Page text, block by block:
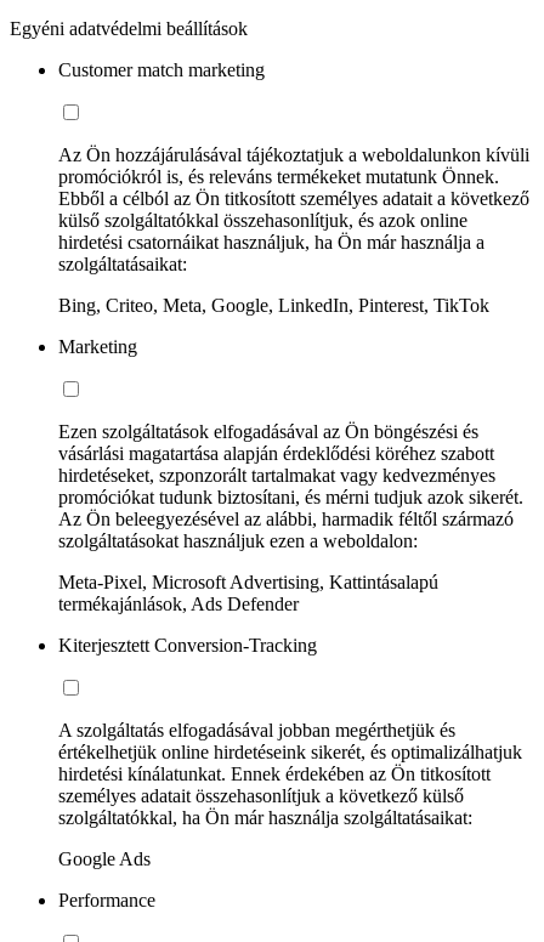
Egyéni adatvédelmi beállítások
Customer match marketing
Az Ön hozzájárulásával tájékoztatjuk a weboldalunkon kívüli
promóciókról is, és releváns termékeket mutatunk Önnek.
Ebből a célból az Ön titkosított személyes adatait a következő
külső szolgáltatókkal összehasonlítjuk, és azok online
hirdetési csatornáikat használjuk, ha Ön már használja a
szolgáltatásaikat:
Bing, Criteo, Meta, Google, LinkedIn, Pinterest, TikTok
Marketing
Ezen szolgáltatások elfogadásával az Ön böngészési és
vásárlási magatartása alapján érdeklődési köréhez szabott
hirdetéseket, szponzorált tartalmakat vagy kedvezményes
promóciókat tudunk biztosítani, és mérni tudjuk azok sikerét.
Az Ön beleegyezésével az alábbi, harmadik féltől származó
szolgáltatásokat használjuk ezen a weboldalon:
Meta-Pixel, Microsoft Advertising, Kattintásalapú
termékajánlások, Ads Defender
Kiterjesztett Conversion-Tracking
A szolgáltatás elfogadásával jobban megérthetjük és
értékelhetjük online hirdetéseink sikerét, és optimalizálhatjuk
hirdetési kínálatunkat. Ennek érdekében az Ön titkosított
személyes adatait összehasonlítjuk a következő külső
szolgáltatókkal, ha Ön már használja szolgáltatásaikat:
Google Ads
Performance